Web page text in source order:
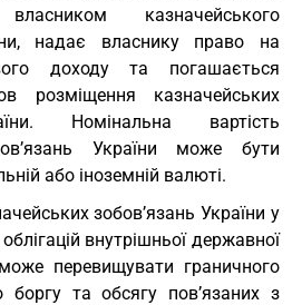
казначейського
надає власнику право на
доходу та погашається
розміщення казначейських
Номінальна вартість
України може бути
або іноземній валюті.
зобов’язань України у
внутрішньої державної
перевищувати граничного
боргу та обсягу пов’язаних з